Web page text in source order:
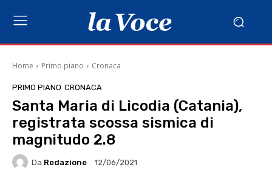
Home Primo piano Cronaca
PRIMO PIANO CRONACA
Santa Maria di Licodia (Catania),
registrata scossa sismica di
magnitudo 2.8
Da Redazione 12/06/2021